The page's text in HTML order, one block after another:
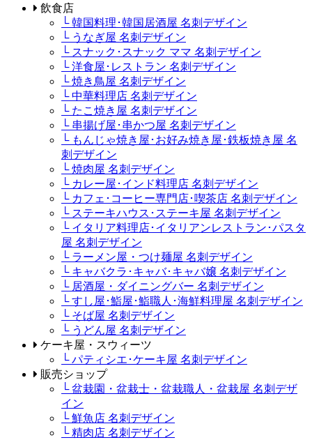
飲食店
└ 韓国料理･韓国居酒屋 名刺デザイン
└ うなぎ屋 名刺デザイン
└ スナック･スナック ママ 名刺デザイン
└ 洋食屋･レストラン 名刺デザイン
└ 焼き鳥屋 名刺デザイン
└ 中華料理店 名刺デザイン
└ たこ焼き屋 名刺デザイン
└ 串揚げ屋･串かつ屋 名刺デザイン
└ もんじゃ焼き屋･お好み焼き屋･鉄板焼き屋 名
刺デザイン
└ 焼肉屋 名刺デザイン
└ カレー屋･インド料理店 名刺デザイン
└ カフェ･コーヒー専門店･喫茶店 名刺デザイン
└ ステーキハウス･ステーキ屋 名刺デザイン
└ イタリア料理店･イタリアンレストラン･パスタ
屋 名刺デザイン
└ ラーメン屋・つけ麺屋 名刺デザイン
└ キャバクラ･キャバ･キャバ嬢 名刺デザイン
└ 居酒屋・ダイニングバー 名刺デザイン
└ すし屋･鮨屋･鮨職人･海鮮料理屋 名刺デザイン
└ そば屋 名刺デザイン
└ うどん屋 名刺デザイン
ケーキ屋・スウィーツ
└ パティシエ･ケーキ屋 名刺デザイン
販売ショップ
└ 盆栽園・盆栽士・盆栽職人・盆栽屋 名刺デザ
イン
└ 鮮魚店 名刺デザイン
└ 精肉店 名刺デザイン